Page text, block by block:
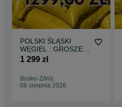
POLSKI ŚLĄSKI
WĘGIEL : GROSZEK
5-25, 26-28MJ -
Transport Gratis !
1 299 zł
Busko-Zdrój
08 sierpnia 2026